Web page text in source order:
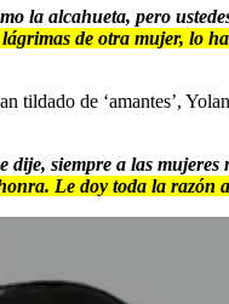
la alcahueta, pero
de otra mujer, lo
tildado de ‘amantes’,
siempre a las
Le doy toda la razón